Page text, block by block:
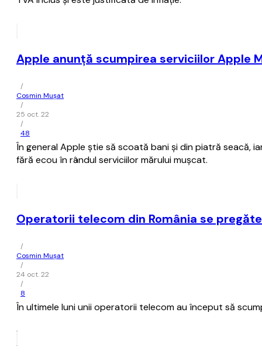
Apple anunţă scumpirea serviciilor Apple
/
Cosmin Mușat
/
25 oct. 22
/
48
În general Apple ştie să scoată bani şi din piatră seacă,
fără ecou în rândul serviciilor mărului muşcat.
Operatorii telecom din România se
/
Cosmin Mușat
/
24 oct. 22
/
8
În ultimele luni unii operatorii telecom au început să